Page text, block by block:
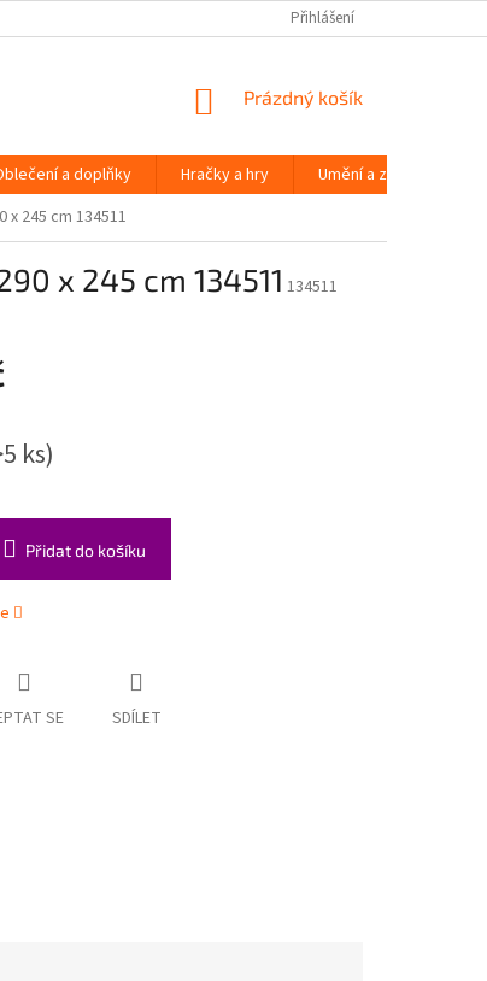
Přihlášení
NÁKUPNÍ
Prázdný košík
a doplňky Hračky a hry Umění a zábava
245 cm 134511
x 245 cm 134511 134511
ks)
Přidat do košíku
SE SDÍLET